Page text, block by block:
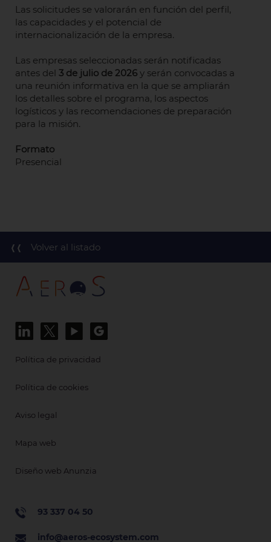
Las solicitudes se valorarán en función del perfil,
las capacidades y el potencial de
internacionalización de la empresa.
Las empresas seleccionadas serán notificadas
antes del3 de julio de 2026 y serán convocadas a
una reunión informativa en la que se ampliarán
los detalles sobre el programa, los aspectos
logísticos y las recomendaciones de preparación
para la misión.
Formato
Presencial
Volver al listado
Política de privacidad
Política de cookies
Aviso legal
Mapa web
Diseño web Anunzia
93 337 04 50
info@aeros-ecosystem.com